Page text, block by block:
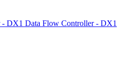
Data Flow Controller - DX1